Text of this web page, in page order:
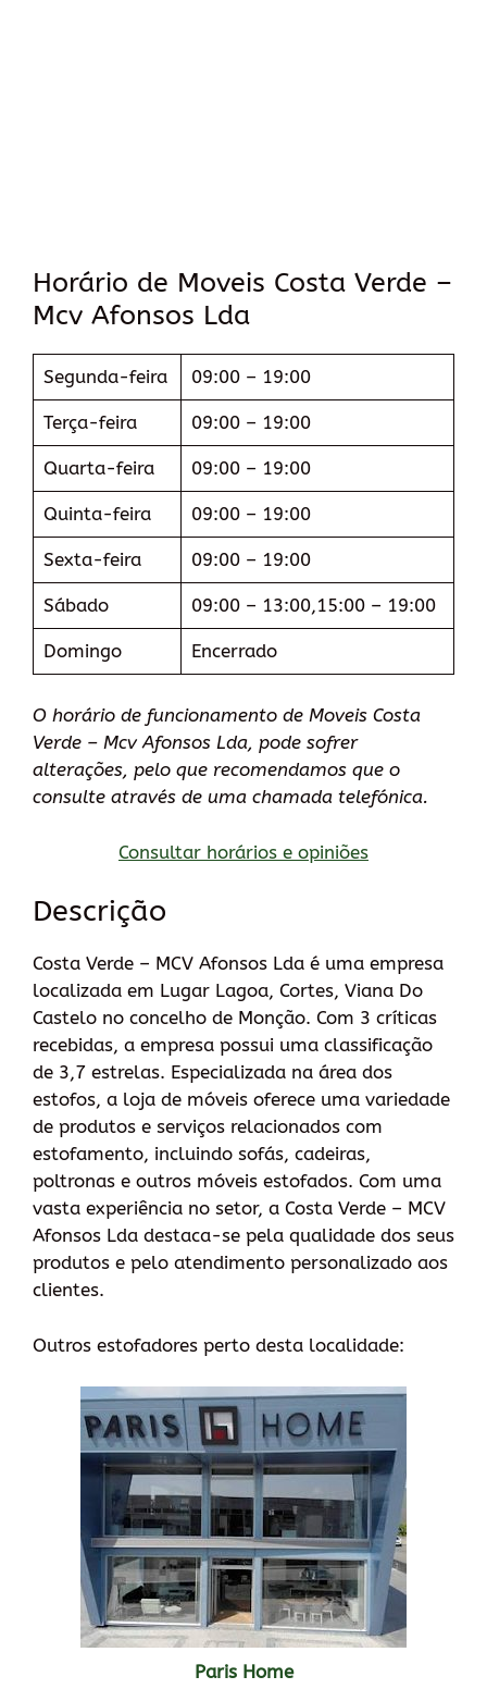
Horário de Moveis Costa Verde –
Mcv Afonsos Lda
Segunda-feira 09:00 – 19:00
Terça-feira 09:00 – 19:00
Quarta-feira 09:00 – 19:00
Quinta-feira 09:00 – 19:00
Sexta-feira 09:00 – 19:00
Sábado 09:00 – 13:00,15:00 – 19:00
Domingo Encerrado
O horário de funcionamento de Moveis Costa
Verde – Mcv Afonsos Lda, pode sofrer
alterações, pelo que recomendamos que o
consulte através de uma chamada telefónica.
Consultar horários e opiniões
Descrição
Costa Verde – MCV Afonsos Lda é uma empresa
localizada em Lugar Lagoa, Cortes, Viana Do
Castelo no concelho de Monção. Com 3 críticas
recebidas, a empresa possui uma classificação
de 3,7 estrelas. Especializada na área dos
estofos, a loja de móveis oferece uma variedade
de produtos e serviços relacionados com
estofamento, incluindo sofás, cadeiras,
poltronas e outros móveis estofados. Com uma
vasta experiência no setor, a Costa Verde – MCV
Afonsos Lda destaca-se pela qualidade dos seus
produtos e pelo atendimento personalizado aos
clientes.
Outros estofadores perto desta localidade:
Paris Home